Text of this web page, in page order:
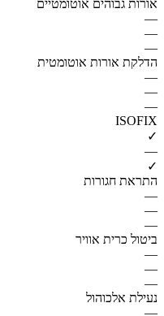
אורות גבוהים אוטומטיים
—
—
—
הדלקת אורות אוטומטית
—
—
—
ISOFIX
✓
—
✓
התראת חגורות
—
—
—
ביטול כרית אוויר
—
—
—
נעילת אלכוהול
—